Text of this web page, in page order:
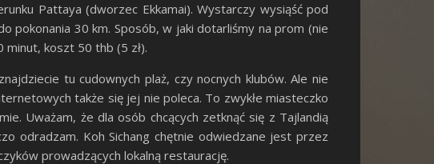
Pattaya (dworzec Ekkamai). Wystarczy wysiąść pod
pokonania 30 km. Sposób, w jaki dotarliśmy na prom (nie
minut, koszt 50 thb (5 zł).
tu cudownych plaż, czy nocnych klubów. Ale nie
także się jej nie poleca. To zwykłe miasteczko
Uważam, że dla osób chcących zetknąć się z Tajlandią
odradzam. Koh Sichang chętnie odwiedzane jest przez
prowadzących lokalną restaurację.